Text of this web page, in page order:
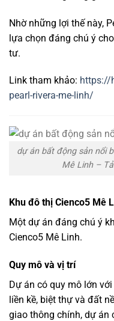
Nhờ những lợi thế này,
lựa chọn đáng chú ý cho
tư.
Link tham khảo: https://
pearl-rivera-me-linh/
dự án bất động sản nổi
Mê Linh –
Khu đô thị Cienco5 Mê
Một dự án đáng chú ý
Cienco5 Mê Linh.
Quy mô và vị trí
Dự án có quy mô lớn với
liền kề, biệt thự và đất
giao thông chính, dự án